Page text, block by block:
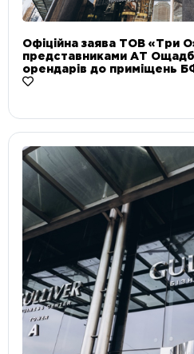
Офіційна заява ТОВ «Три
представниками АТ
орендарів до приміщень